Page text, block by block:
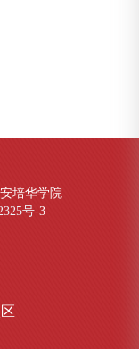
培华学院
号-3